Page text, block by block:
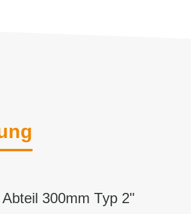
300mm Typ 2"